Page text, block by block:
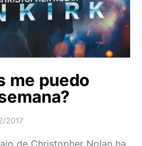
me puedo
2017
de Christopher Nolan ha